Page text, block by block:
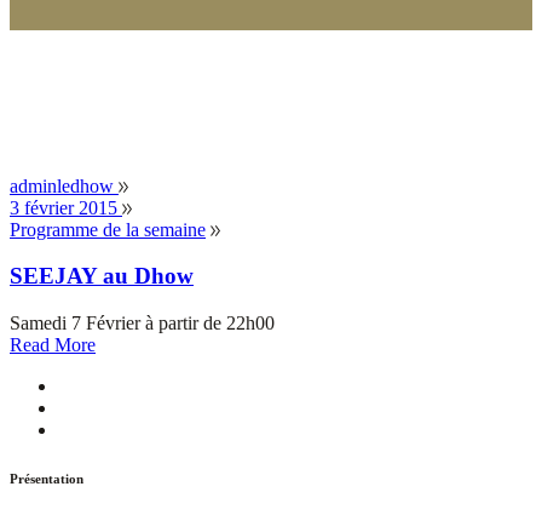
adminledhow
3 février 2015
Programme de la semaine
SEEJAY au Dhow
Samedi 7 Février à partir de 22h00
Read More
Présentation